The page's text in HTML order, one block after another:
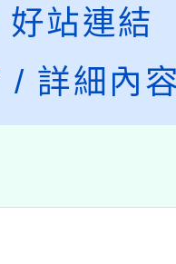
好站連結
/ 詳細內